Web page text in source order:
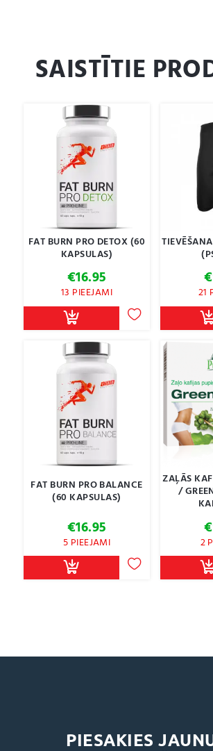
SAISTĪTIE
FAT BURN PRO DETOX (60
KAPSULAS)
€16.95
13 PIEEJAMI
€
21
FAT BURN PRO BALANCE
(60 KAPSULAS)
€16.95
5 PIEEJAMI
ZAĻĀS
/
€
2
PIESAKIES